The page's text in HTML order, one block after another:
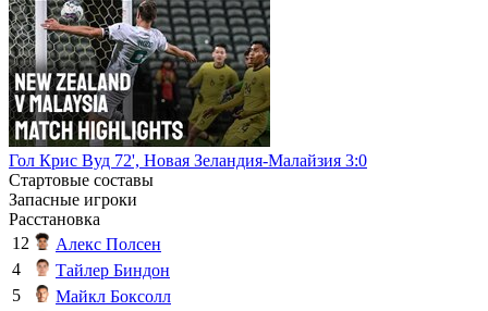
Гол Крис Вуд 72', Новая Зеландия-Малайзия 3:0
Стартовые составы
Запасные игроки
Расстановка
12
Алекс Полсен
4
Тайлер Биндон
5
Майкл Боксолл